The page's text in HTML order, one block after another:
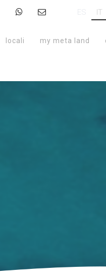
ES IT
locali my meta land